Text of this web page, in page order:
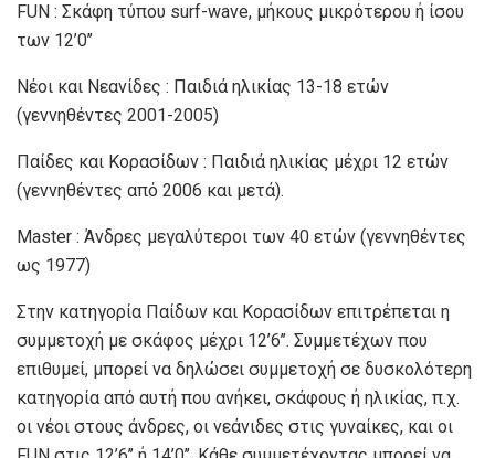
FUN : Σκάφη τύπου surf-wave, μήκους μικρότερου ή ίσου
των 12’0’’
Νέοι και Νεανίδες : Παιδιά ηλικίας 13-18 ετών
(γεννηθέντες 2001-2005)
Παίδες και Κορασίδων : Παιδιά ηλικίας μέχρι 12 ετών
(γεννηθέντες από 2006 και μετά).
Master : Άνδρες μεγαλύτεροι των 40 ετών (γεννηθέντες
ως 1977)
Στην κατηγορία Παίδων και Κορασίδων επιτρέπεται η
συμμετοχή με σκάφος μέχρι 12’6’’. Συμμετέχων που
επιθυμεί, μπορεί να δηλώσει συμμετοχή σε δυσκολότερη
κατηγορία από αυτή που ανήκει, σκάφους ή ηλικίας, π.χ.
οι νέοι στους άνδρες, οι νεάνιδες στις γυναίκες, και οι